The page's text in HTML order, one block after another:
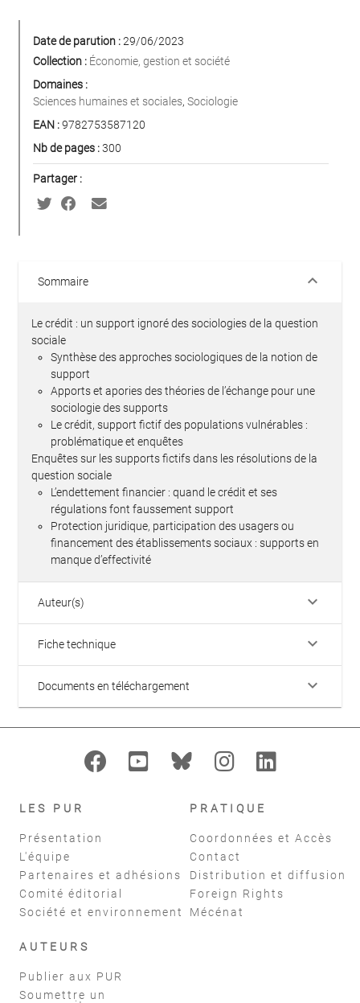
Date de parution :29/06/2023
Collection : Économie, gestion et société
Domaines :
Sciences humaines et sociales, Sociologie
EAN :9782753587120
Nb de pages :300
Partager :
Sommaire keyboard_arrow_down
Le crédit : un support ignoré des sociologies de la question
sociale
Synthèse des approches sociologiques de la notion de
support
Apports et apories des théories de l’échange pour une
sociologie des supports
Le crédit, support fictif des populations vulnérables :
problématique et enquêtes
Enquêtes sur les supports fictifs dans les résolutions de la
question sociale
L’endettement financier : quand le crédit et ses
régulations font faussement support
Protection juridique, participation des usagers ou
financement des établissements sociaux : supports en
manque d’effectivité
Auteur(s) keyboard_arrow_down
Fiche technique keyboard_arrow_down
Documents en téléchargement keyboard_arrow_down
LES PUR
Présentation
L'équipe
Partenaires et adhésions
Comité éditorial
Société et environnement
PRATIQUE
Coordonnées et Accès
Contact
Distribution et diffusion
Foreign Rights
Mécénat
AUTEURS
Publier aux PUR
Soumettre un